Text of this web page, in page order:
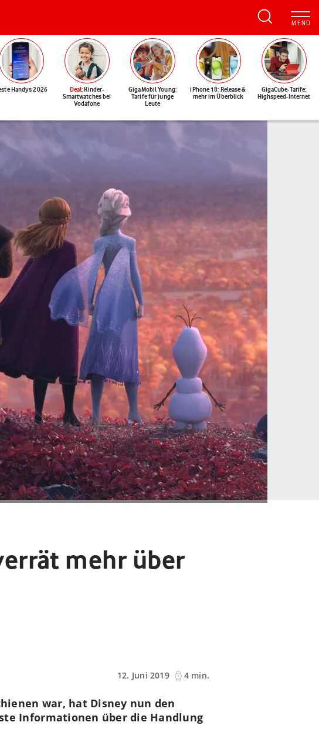
Handys 2026 Deal: Kinder-
Smartwatches bei
Vodafone
GigaMobil Young:
Tarife für junge
Leute
iPhone 18: Release &
mehr im Überblick
GigaCube-Tarife:
Highspeed-Internet
mehr über
12. Juni 2019
4 min.
war, hat Disney nun den
Informationen über die Handlung